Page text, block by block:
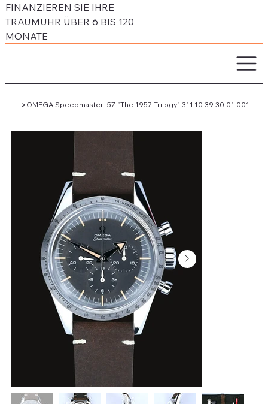
FINANZIEREN SIE IHRE
TRAUMUHR ÜBER 6 BIS 120
MONATE
> OMEGA Speedmaster '57 "The 1957 Trilogy" 311.10.39.30.01.001